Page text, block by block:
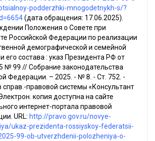
podderzhki-mnogodetnykh-s/?
(дата обращения: 17.06.2025).
Положения о Совете при
Российской Федерации по реализации
демографической и семейной
его состава : указ Президента РФ от
№ 99 // Собрание законодательства
Федерации. – 2025. - № 8. - Ст. 752. -
справ.-правовой системы «Консультант
копия доступна на сайте
интернет-портала правовой
URL: http://pravo.gov.ru/novye-
ukaz-prezidenta-rossiyskoy-federatsii-
99-ob-utverzhdenii-polozheniya-o-